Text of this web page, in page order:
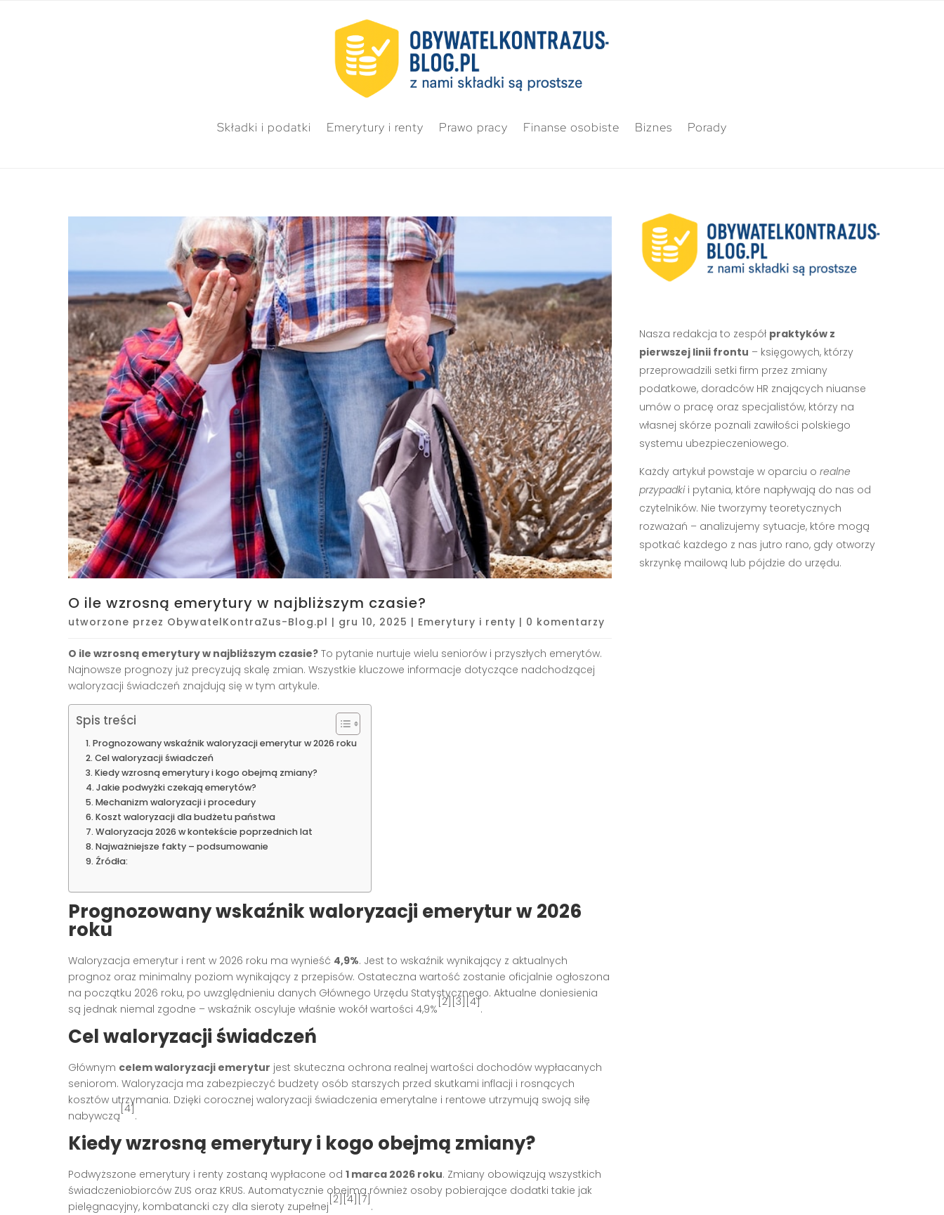
Składki i podatki Emerytury i renty Prawo pracy Finanse osobiste Biznes Porady
O ile wzrosną emerytury w najbliższym czasie?
utworzone przez ObywatelKontraZus-Blog.pl | gru 10, 2025 | Emerytury i renty | 0 komentarzy
O ile wzrosną emerytury w najbliższym czasie? To pytanie nurtuje wielu seniorów i przyszłych emerytów.
Najnowsze prognozy już precyzują skalę zmian. Wszystkie kluczowe informacje dotyczące nadchodzącej
waloryzacji świadczeń znajdują się w tym artykule.
Spis treści
Prognozowany wskaźnik waloryzacji emerytur w 2026 roku
Cel waloryzacji świadczeń
Kiedy wzrosną emerytury i kogo obejmą zmiany?
Jakie podwyżki czekają emerytów?
Mechanizm waloryzacji i procedury
Koszt waloryzacji dla budżetu państwa
Waloryzacja 2026 w kontekście poprzednich lat
Najważniejsze fakty – podsumowanie
Źródła:
Prognozowany wskaźnik waloryzacji emerytur w 2026
roku
Waloryzacja emerytur i rent w 2026 roku ma wynieść 4,9%. Jest to wskaźnik wynikający z aktualnych
prognoz oraz minimalny poziom wynikający z przepisów. Ostateczna wartość zostanie oficjalnie ogłoszona
na początku 2026 roku, po uwzględnieniu danych Głównego Urzędu Statystycznego. Aktualne doniesienia
są jednak niemal zgodne – wskaźnik oscyluje właśnie wokół wartości 4,9%
[2][3][4]
.
Cel waloryzacji świadczeń
Głównym celem waloryzacji emerytur jest skuteczna ochrona realnej wartości dochodów wypłacanych
seniorom. Waloryzacja ma zabezpieczyć budżety osób starszych przed skutkami inflacji i rosnących
kosztów utrzymania. Dzięki corocznej waloryzacji świadczenia emerytalne i rentowe utrzymują swoją siłę
nabywczą
[4]
.
Kiedy wzrosną emerytury i kogo obejmą zmiany?
Podwyższone emerytury i renty zostaną wypłacone od 1 marca 2026 roku. Zmiany obowiązują wszystkich
świadczeniobiorców ZUS oraz KRUS. Automatycznie obejmą również osoby pobierające dodatki takie jak
pielęgnacyjny, kombatancki czy dla sieroty zupełnej
[2][4][7]
.
Nasza redakcja to zespół praktyków z
pierwszej linii frontu – księgowych, którzy
przeprowadzili setki firm przez zmiany
podatkowe, doradców HR znających niuanse
umów o pracę oraz specjalistów, którzy na
własnej skórze poznali zawiłości polskiego
systemu ubezpieczeniowego.
Każdy artykuł powstaje w oparciu o realne
przypadkii pytania, które napływają do nas od
czytelników. Nie tworzymy teoretycznych
rozważań – analizujemy sytuacje, które mogą
spotkać każdego z nas jutro rano, gdy otworzy
skrzynkę mailową lub pójdzie do urzędu.